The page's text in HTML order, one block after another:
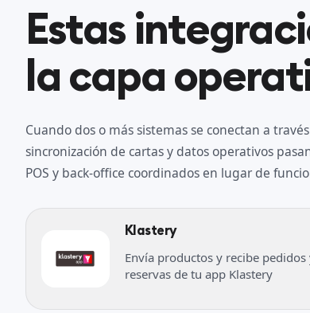
Estas
la capa
Cuando dos o más sistemas se conectan a
sincronización de cartas y datos operativos
POS y back-office coordinados en lugar de
Klastery
Envía productos y recibe pedidos
reservas de tu app Klastery